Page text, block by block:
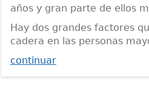
años y gran parte de ellos
Hay dos grandes factores
cadera en las personas
continuar